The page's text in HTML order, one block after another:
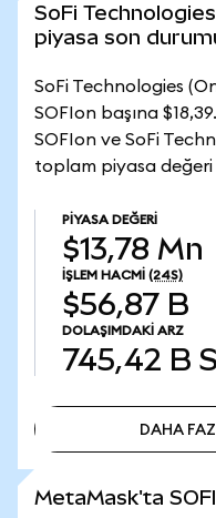
SoFi
piyasa son
SoFi Technologies
SOFIon başına
SOFIon ve SoFi
toplam piyasa değeri
PIYASA DEĞERI
$13,78 Mn
İŞLEM HACMI (24S)
$56,87 B
DOLAŞIMDAKI ARZ
745,42 B
DAHA
MetaMask'ta